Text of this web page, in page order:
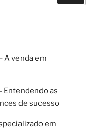
A venda em
Entendendo as
de sucesso
em